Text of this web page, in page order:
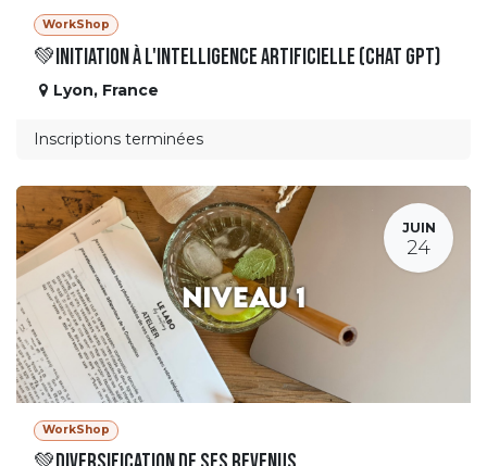
WorkShop
💚Initiation à l'Intelligence Artificielle (Chat GPT)
Lyon, France
Inscriptions terminées
JUIN
24
WorkShop